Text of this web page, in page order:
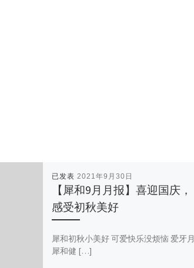
已发表 2021年9月30日
【犀和9月月报】喜迎国庆，
感受初秋美好
犀和初秋小美好 可爱快乐没烦恼 爱牙月
犀和健 […]